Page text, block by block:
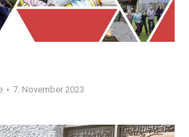
7. November 2023